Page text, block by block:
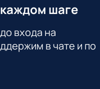
шаге
входа на
в чате и по